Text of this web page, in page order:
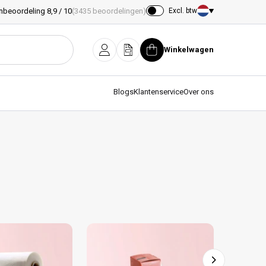
8,9 / 10(3435 beoordelingen) Excl. btw
Land/regio
InloggenOfferteWinkelwagen
Winkelwagen
BlogsKlantenserviceOver ons